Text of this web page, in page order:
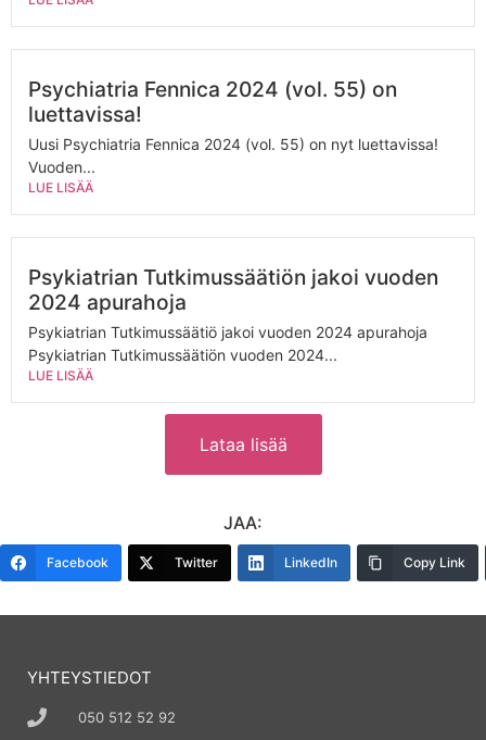
Psychiatria Fennica 2024 (vol. 55) on
luettavissa!
Uusi Psychiatria Fennica 2024 (vol. 55) on nyt luettavissa!
Vuoden...
LUE LISÄÄ
Psykiatrian Tutkimussäätiön jakoi vuoden
2024 apurahoja
Psykiatrian Tutkimussäätiö jakoi vuoden 2024 apurahoja
Psykiatrian Tutkimussäätiön vuoden 2024...
LUE LISÄÄ
Lataa lisää
JAA:
Facebook Twitter LinkedIn Copy Link
YHTEYSTIEDOT
050 512 52 92